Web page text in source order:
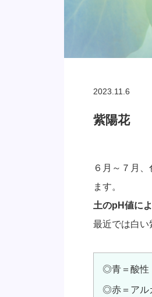
2023.11.6
紫陽花
６月～７月
ます。
土のpH値に
最近では白い
◎青＝酸性
◎赤＝アル